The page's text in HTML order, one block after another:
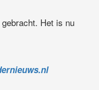
Het is nu